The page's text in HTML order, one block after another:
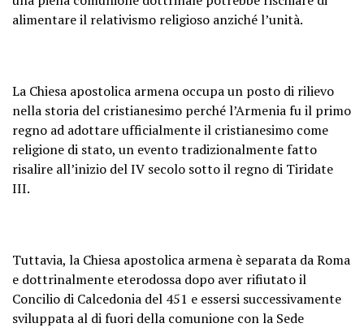
alimentare il relativismo religioso anziché l’unità.
La Chiesa apostolica armena occupa un posto di rilievo
nella storia del cristianesimo perché l’Armenia fu il primo
regno ad adottare ufficialmente il cristianesimo come
religione di stato, un evento tradizionalmente fatto
risalire all’inizio del IV secolo sotto il regno di Tiridate
III.
Tuttavia, la Chiesa apostolica armena è separata da Roma
e dottrinalmente eterodossa dopo aver rifiutato il
Concilio di Calcedonia del 451 e essersi successivamente
sviluppata al di fuori della comunione con la Sede